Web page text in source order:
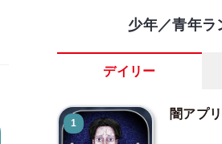
少年／青年ラ
デイリー
1
闇アプリ